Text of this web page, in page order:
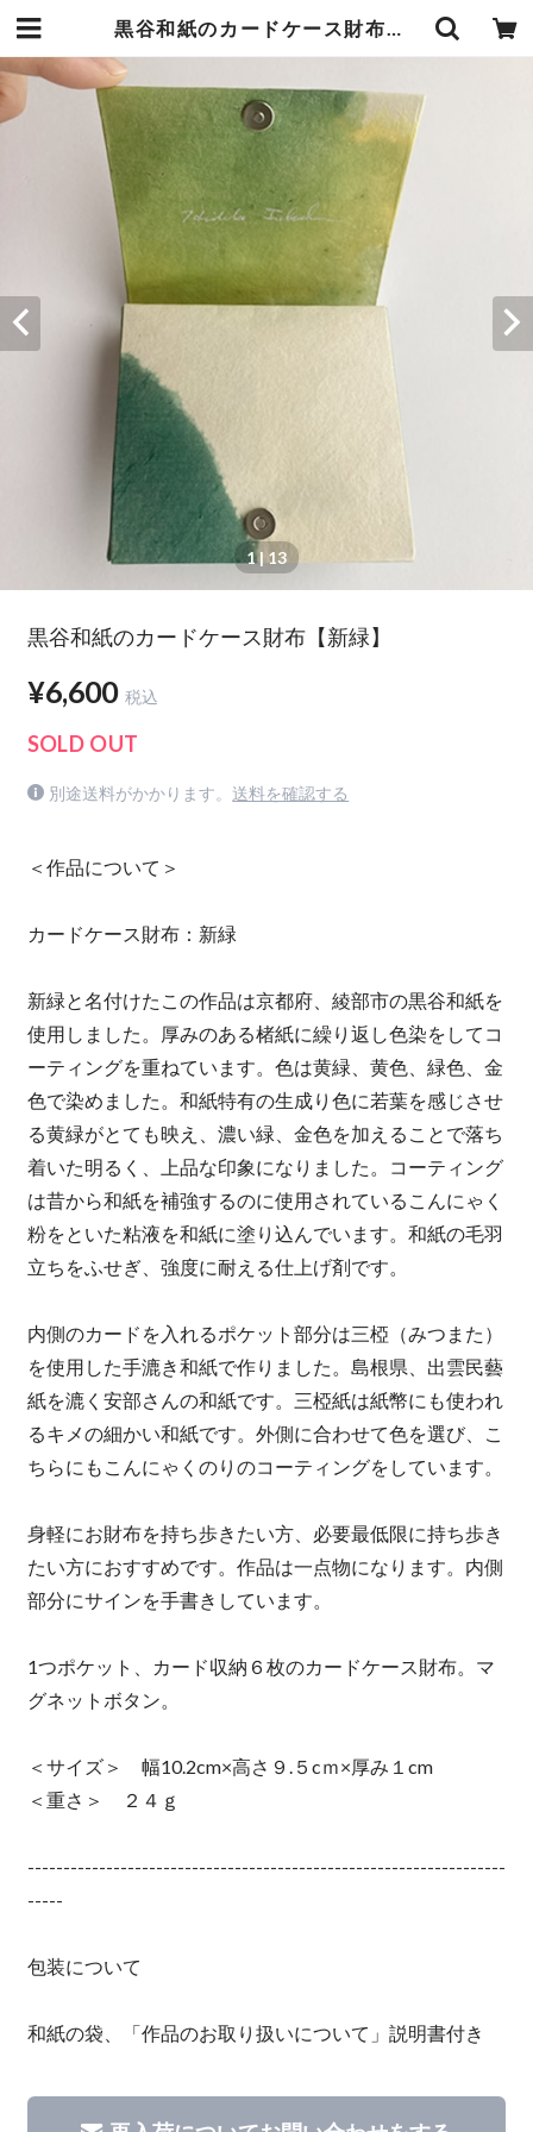
黒谷和紙のカードケース財布【新緑】 | 暮らしの中の和紙のかたち
1| 13
黒谷和紙のカードケース財布【新緑】
¥6,600 税込
SOLD OUT
別途送料がかかります。 送料を確認する
＜作品について＞
カードケース財布：新緑
新緑と名付けたこの作品は京都府、綾部市の黒谷和紙を
使用しました。厚みのある楮紙に繰り返し色染をしてコ
ーティングを重ねています。色は黄緑、黄色、緑色、金
色で染めました。和紙特有の生成り色に若葉を感じさせ
る黄緑がとても映え、濃い緑、金色を加えることで落ち
着いた明るく、上品な印象になりました。コーティング
は昔から和紙を補強するのに使用されているこんにゃく
粉をといた粘液を和紙に塗り込んでいます。和紙の毛羽
立ちをふせぎ、強度に耐える仕上げ剤です。
内側のカードを入れるポケット部分は三椏（みつまた）
を使用した手漉き和紙で作りました。島根県、出雲民藝
紙を漉く安部さんの和紙です。三椏紙は紙幣にも使われ
るキメの細かい和紙です。外側に合わせて色を選び、こ
ちらにもこんにゃくのりのコーティングをしています。
身軽にお財布を持ち歩きたい方、必要最低限に持ち歩き
たい方におすすめです。作品は一点物になります。内側
部分にサインを手書きしています。
1つポケット、カード収納６枚のカードケース財布。マ
グネットボタン。
＜サイズ＞ 幅10.2cm×高さ９.５cｍ×厚み１cm
＜重さ＞ ２４ｇ
-------------------------------------------------------------------
-----
包装について
和紙の袋、「作品のお取り扱いについて」説明書付き